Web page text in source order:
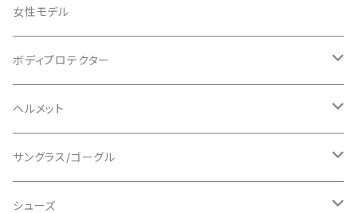
ADEPT/アデプト
AENOMALY/アエノマリー
ALL MOUNTAIN STYLE
AVID/アヴィド
BAR MITTS/バーミッツ
Tシャツ
ジャージ
ロングスリーブ
ショートスリーブ
ジャケット
ショーツ
ビブタイプ
パンツ / タイツ
女性モデル
ボディプロテクター
エルボー/肘
ニー/膝
その他
ヘルメット
ロード
マウンテンバイク
サングラス/ゴーグル
アクセサリー
シューズ